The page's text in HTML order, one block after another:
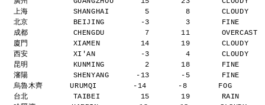
上海          SHANGHAI        5        8       CLOUDY
北京          BEIJING        -3        3       FINE
成都          CHENGDU         7       11       OVERCAST
廈門          XIAMEN         14       19       CLOUDY
西安          XI'AN          -3        4       CLOUDY
昆明          KUNMING         2       18       FINE
瀋陽          SHENYANG      -13       -5       FINE
烏魯木齊      URUMQI        -14       -8       FOG
台北          TAIBEI         15       19       RAIN